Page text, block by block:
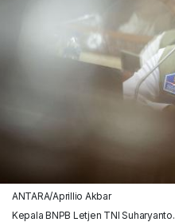
ANTARA/Aprillio Akbar
Kepala BNPB Letjen TNI Suharyanto.